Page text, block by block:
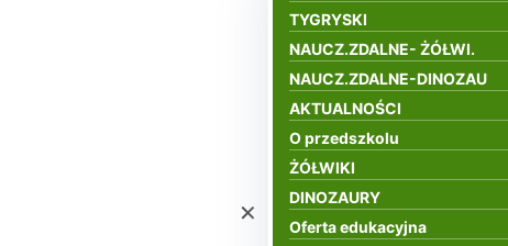
×
TYGRYSKI
NAUCZ.ZDALNE- ŻÓŁWI.
NAUCZ.ZDALNE-DINOZAU
AKTUALNOŚCI
O przedszkolu
ŻÓŁWIKI
DINOZAURY
Oferta edukacyjna